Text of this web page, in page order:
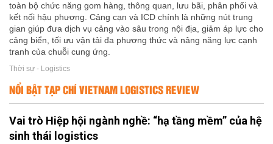
toàn bộ chức năng gom hàng, thông quan, lưu bãi, phân phối và
kết nối hậu phương. Cảng cạn và ICD chính là những nút trung
gian giúp đưa dịch vụ cảng vào sâu trong nội địa, giảm áp lực cho
cảng biển, tối ưu vận tải đa phương thức và nâng năng lực cạnh
tranh của chuỗi cung ứng.
Thời sự - Logistics
NỔI BẬT TẠP CHÍ VIETNAM LOGISTICS REVIEW
Vai trò Hiệp hội ngành nghề: “hạ tầng mềm” của hệ
sinh thái logistics